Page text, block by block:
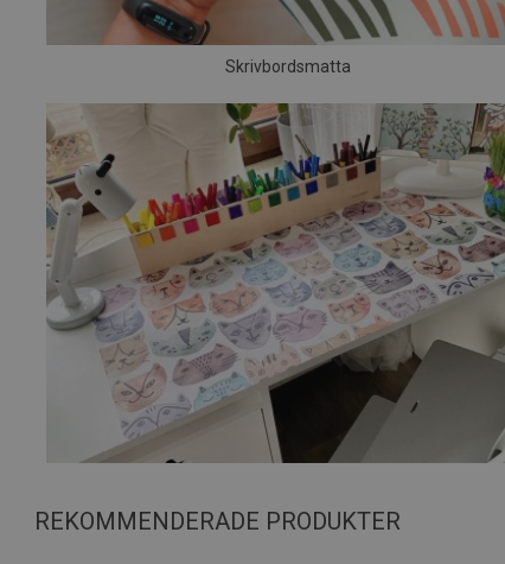
Skrivbordsmatta
REKOMMENDERADE PRODUKTER